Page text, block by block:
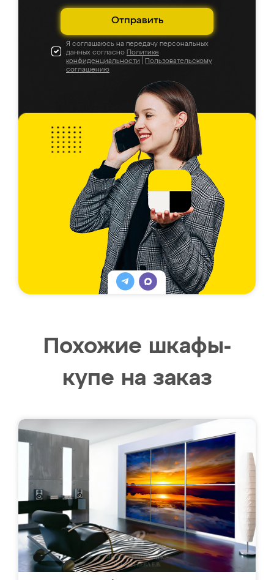
Отправить
Я соглашаюсь на передачу персональных
данных согласно Политике
конфиденциальности
Пользовательскому
соглашению
Похожие шкафы-
купе на заказ